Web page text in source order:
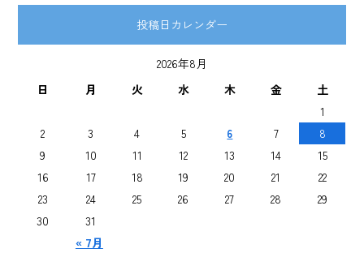
投稿日カレンダー
2026年8月
日
月 火 水 木 金 土
« 7月
1
2
3 4 5 6 7
8
9
10 11 12 13 14
15
16
17 18 19 20 21
22
23
24 25 26 27 28
29
30
31